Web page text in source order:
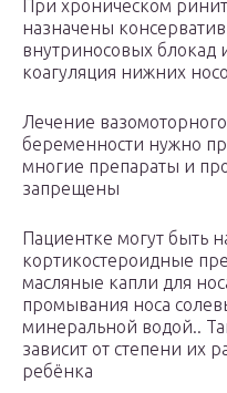
При хроническом
назначены
внутриносовых блокад
коагуляция нижних
Лечение
беременности нужно
многие препараты и
запрещены
Пациентке могут быть
кортикостероидные
масляные капли для
промывания носа
минеральной водой..
зависит от степени их
ребёнка